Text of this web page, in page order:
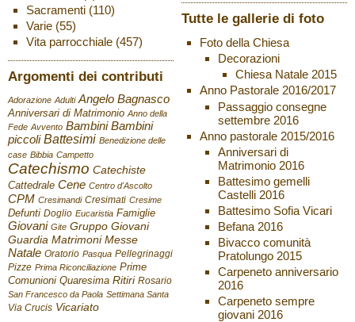
Sacramenti(110)
Varie(55)
Vita parrocchiale(457)
Argomenti dei contributi
Adorazione Adulti Angelo Bagnasco
Anniversari di Matrimonio Anno della
Fede Avvento Bambini Bambini
piccoli Battesimi Benedizione delle
case Bibbia Campetto
Catechismo Catechiste
Cattedrale Cene Centro d'Ascolto
CPM Cresimandi Cresimati Cresime
Defunti Doglio Eucaristia Famiglie
Giovani Gite Gruppo Giovani
Guardia Matrimoni Messe
Natale Oratorio Pasqua Pellegrinaggi
Pizze Prima Riconciliazione Prime
Comunioni Quaresima Ritiri Rosario
San Francesco da Paola Settimana Santa
Via Crucis Vicariato
Tutte le gallerie di foto
Foto della Chiesa
Decorazioni
Chiesa Natale 2015
Anno Pastorale 2016/2017
Passaggio consegne
settembre 2016
Anno pastorale 2015/2016
Anniversari di
Matrimonio 2016
Battesimo gemelli
Castelli 2016
Battesimo Sofia Vicari
Befana 2016
Bivacco comunità
Pratolungo 2015
Carpeneto anniversario
2016
Carpeneto sempre
giovani 2016